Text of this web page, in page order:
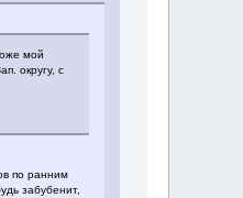
мой
округу, с
по ранним
забубенит,